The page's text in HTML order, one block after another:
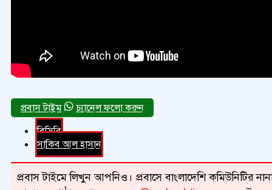
চ্যানেল ফলো করুন
বিসিবি
সাকিব আল হাসান
প্রবাস টাইমে লিখুন আপনিও। প্রবাসে বাংলাদেশি কমিউনিটির